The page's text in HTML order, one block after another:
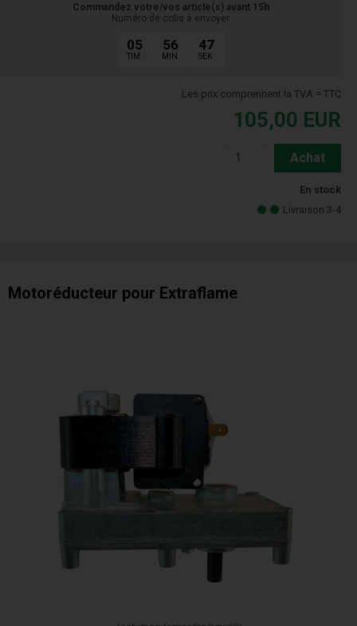
Commandez votre/vos article(s) avant 15h
Numéro de colis à envoyer
05
TIM.
56
MIN.
46
SEK.
Les prix comprennent la TVA = TTC
105,00 EUR
Achat
En stock
Livraison 3-4
Motoréducteur pour Extraflame